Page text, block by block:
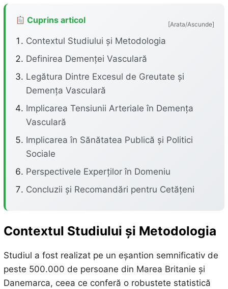
Cuprins articol [Arata/Ascunde]
Contextul Studiului și Metodologia
Definirea Demenței Vasculară
Legătura Dintre Excesul de Greutate și
Demența Vasculară
Implicarea Tensiunii Arteriale în Demența
Vasculară
Implicarea în Sănătatea Publică și Politici
Sociale
Perspectivele Experților în Domeniu
Concluzii și Recomandări pentru Cetățeni
Contextul Studiului și Metodologia
Studiul a fost realizat pe un eșantion semnificativ de
peste 500.000 de persoane din Marea Britanie și
Danemarca, ceea ce conferă o robustete statistică